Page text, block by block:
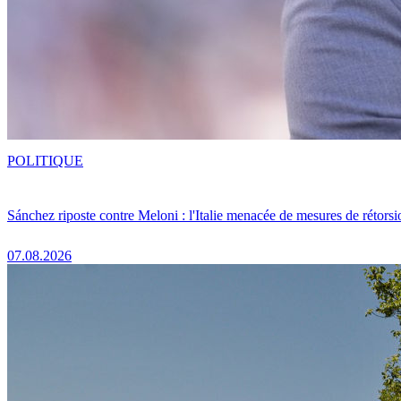
Sánchez riposte contre Meloni : l'Italie menacée de mesures de
07.08.2026
POLITIQUE